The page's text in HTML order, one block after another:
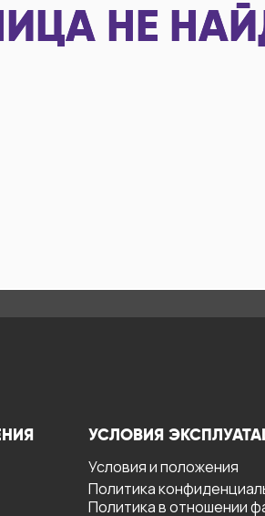
НЕ
УСЛОВИЯ
Условия и положения
Политика
Политика в отношении